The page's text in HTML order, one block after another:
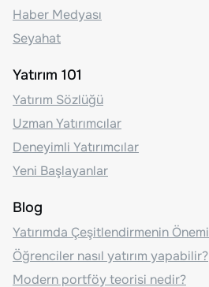
Haber Medyası
Seyahat
Yatırım 101
Yatırım Sözlüğü
Uzman Yatırımcılar
Deneyimli Yatırımcılar
Yeni Başlayanlar
Blog
Yatırımda Çeşitlendirmenin Önemi
Öğrenciler nasıl yatırım yapabilir?
Modern portföy teorisi nedir?